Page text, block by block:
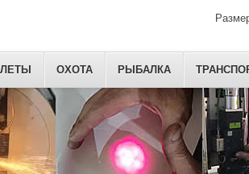
ОХОТА РЫБАЛКА